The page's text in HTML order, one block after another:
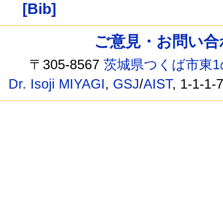
[Bib]
ご意見・お問い
〒305-8567茨城県つくば市東
Dr. Isoji MIYAGI, GSJ/AIST, 1-1-1-